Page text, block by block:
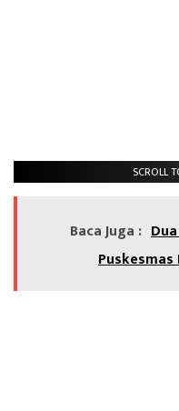
SCROLL
Baca Juga :